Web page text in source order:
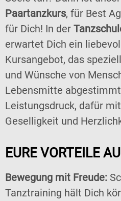
Paartanzkurs, für Best
für Dich! In der
erwartet Dich ein
Kursangebot, das
und Wünsche von
Lebensmitte
Leistungsdruck, dafür
Geselligkeit und
EURE VORTEILE
Bewegung mit Freude:
Tanztraining hält Dich